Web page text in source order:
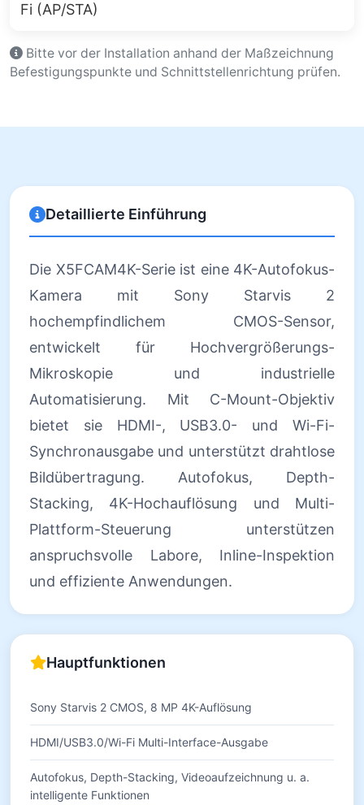
Fi (AP/STA)
Bitte vor der Installation anhand der Maßzeichnung
Befestigungspunkte und Schnittstellenrichtung prüfen.
Detaillierte Einführung
Die X5FCAM4K-Serie ist eine 4K-Autofokus-
Kamera mit Sony Starvis 2
hochempfindlichem CMOS-Sensor,
entwickelt für Hochvergrößerungs-
Mikroskopie und industrielle
Automatisierung. Mit C-Mount-Objektiv
bietet sie HDMI-, USB3.0- und Wi-Fi-
Synchronausgabe und unterstützt drahtlose
Bildübertragung. Autofokus, Depth-
Stacking, 4K-Hochauflösung und Multi-
Plattform-Steuerung unterstützen
anspruchsvolle Labore, Inline-Inspektion
und effiziente Anwendungen.
Hauptfunktionen
Sony Starvis 2 CMOS, 8 MP 4K-Auflösung
HDMI/USB3.0/Wi-Fi Multi-Interface-Ausgabe
Autofokus, Depth-Stacking, Videoaufzeichnung u. a.
intelligente Funktionen